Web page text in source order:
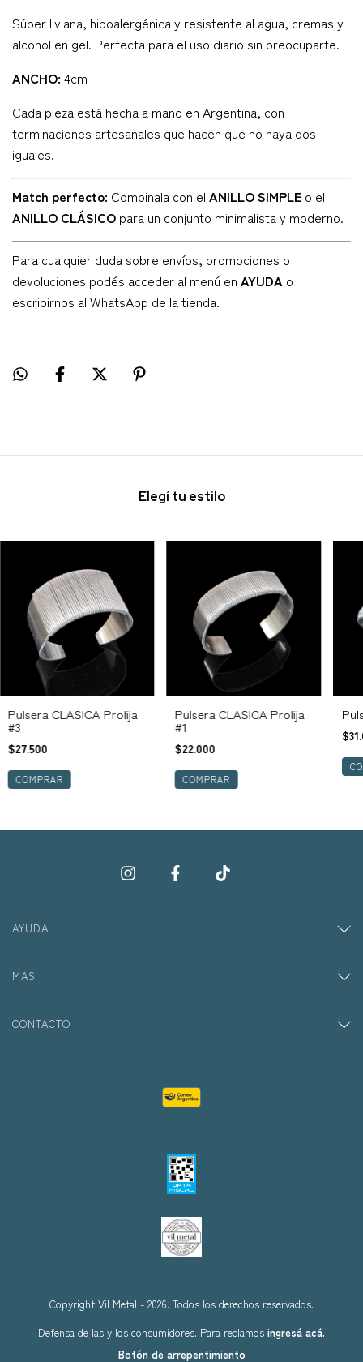
Súper liviana, hipoalergénica y resistente al agua, cremas y
alcohol en gel. Perfecta para el uso diario sin preocuparte.
ANCHO: 4cm
Cada pieza está hecha a mano en Argentina, con
terminaciones artesanales que hacen que no haya dos
iguales.
Match perfecto: Combinala con el ANILLO SIMPLE o el
ANILLO CLÁSICO para un conjunto minimalista y moderno.
Para cualquier duda sobre envíos, promociones o
devoluciones podés acceder al menú en AYUDA o
escribirnos al WhatsApp de la tienda.
Elegí tu estilo
Pulsera CLASICA Prolija
#3
$27.500
COMPRAR
Pulsera CLASICA Prolija
#1
$22.000
COMPRAR
AYUDA
MAS
CONTACTO
Copyright Vil Metal - 2026. Todos los derechos reservados.
Defensa de las y los consumidores. Para reclamos ingresá acá.
Botón de arrepentimiento